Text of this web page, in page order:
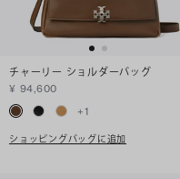
チャーリー ショルダーバッグ
¥ 94,600
+1
ショッピングバッグに追加